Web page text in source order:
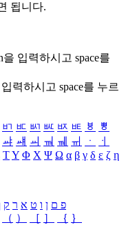
됩니다.
을 입력하시고 space를
력하시고 space를 누르
ㅲ ㅳ ㅴ ㅵ ㅶ ㅷ ㅸ
ㅹ
ㆇ ㆈ ㆉ ㆊ ㆋ ㆌ ㆍ
ㆎ
ΤΥ Φ Χ Ψ Ω α β γ δ ε ζ η
פ ם ן ו ט א ר ק
（ ） ［ ］ ｛ ｝